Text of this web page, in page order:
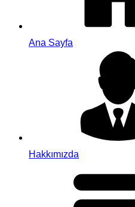
Ana Sayfa
Hakkımızda